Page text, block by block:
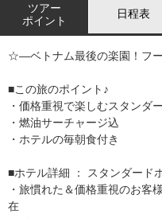
ツアー
ポイント
日程表
☆―ベトナム最後の楽園！フ
■この旅のポイント♪
・価格重視で楽しむスタンダ
・燃油サーチャージ込
・ホテルの毎朝食付き
■ホテル詳細 ： スタンダード
・旅慣れた＆価格重視のお客
在